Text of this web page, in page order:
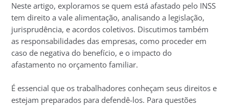
Neste artigo, exploramos se quem está afastado pelo INSS
tem direito a vale alimentação, analisando a legislação,
jurisprudência, e acordos coletivos. Discutimos também
as responsabilidades das empresas, como proceder em
caso de negativa do benefício, e o impacto do
afastamento no orçamento familiar.
É essencial que os trabalhadores conheçam seus direitos e
estejam preparados para defendê-los. Para questões